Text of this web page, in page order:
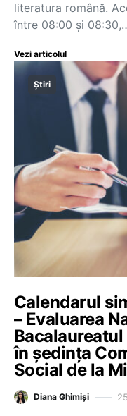
literatura română.
între 08:00 și
Vezi articolul
Știri
Calendarul
– Evaluarea
în ședința
Social de la
Diana Ghimiși